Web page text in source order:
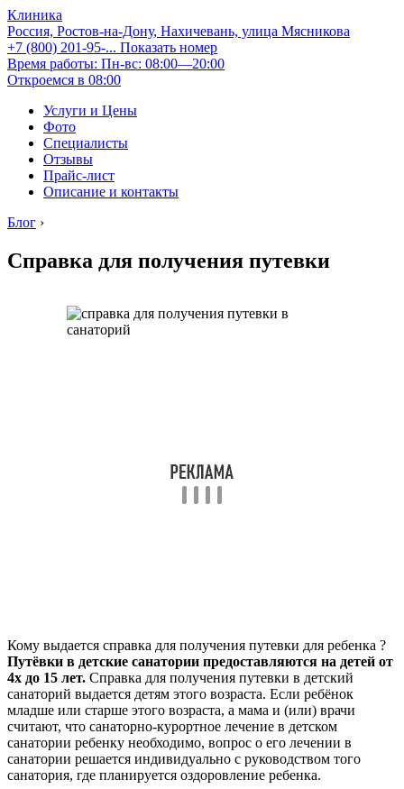
Клиника
Россия, Ростов-на-Дону, Нахичевань, улица Мясникова
+7 (800) 201-95-... Показать номер
Время работы: Пн-вс: 08:00—20:00
Откроемся в 08:00
Услуги и Цены
Фото
Специалисты
Отзывы
Прайс-лист
Описание и контакты
Блог ›
Справка для получения путевки
Кому выдается справка для получения путевки для ребенка ?
Путёвки в детские санатории предоставляются на детей от
4х до 15 лет. Справка для получения путевки в детский
санаторий выдается детям этого возраста. Если ребёнок
младше или старше этого возраста, а мама и (или) врачи
считают, что санаторно-курортное лечение в детском
санатории ребенку необходимо, вопрос о его лечении в
санатории решается индивидуально с руководством того
санатория, где планируется оздоровление ребенка.